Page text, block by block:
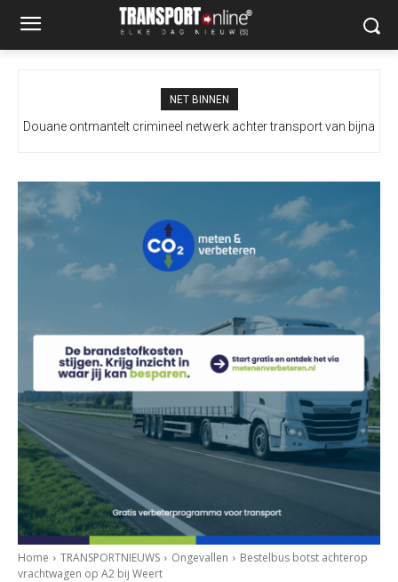
NET BINNEN
Douane ontmantelt crimineel netwerk achter transport van bijna
Home TRANSPORTNIEUWS Ongevallen
Bestelbus botst achterop
vrachtwagen op A2 bij Weert